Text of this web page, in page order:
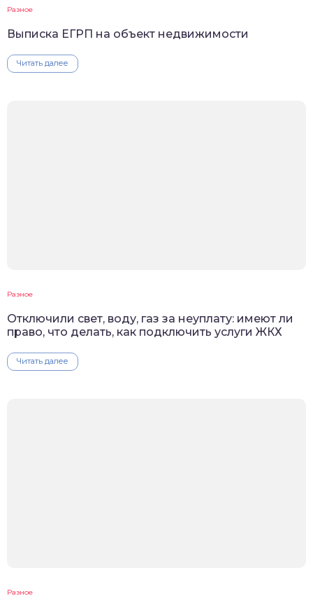
Разное
Выписка ЕГРП на объект недвижимости
Читать далее
Разное
Отключили свет, воду, газ за неуплату: имеют ли
право, что делать, как подключить услуги ЖКХ
Читать далее
Разное